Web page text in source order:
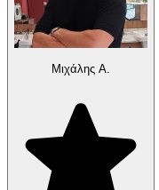
Μιχάλης Α.